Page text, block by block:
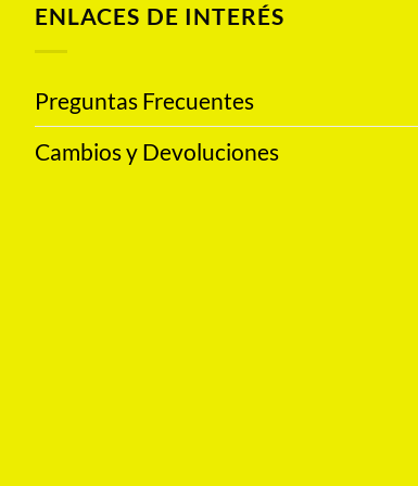
ENLACES DE INTERÉS
Preguntas Frecuentes
Cambios y Devoluciones